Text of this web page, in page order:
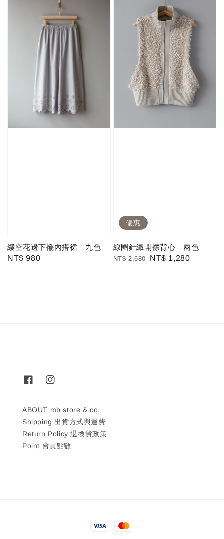
縷空花邊下襬內搭裙｜九色
Regular
NT$ 980
優惠
線圈針織開襟背心｜兩色
Regular
NT$ 2,680
Sale
NT$ 1,280
ABOUT mb store & co.
Shipping 出貨方式與運費
Return Policy 退換貨政策
Point 會員點數